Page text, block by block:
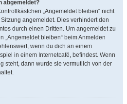
abgemeldet?
„Angemeldet bleiben“ nicht
angemeldet. Dies verhindert den
durch einen Dritten. Um angemeldet zu
„Angemeldet bleiben“ beim Anmelden
wenn du dich an einem
in einem Internetcafé, befindest. Wenn
steht, dann wurde sie vermutlich von der